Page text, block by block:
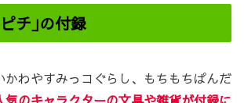
チ｣の付録
かわやすみっコぐらし、もちもちぱんだ